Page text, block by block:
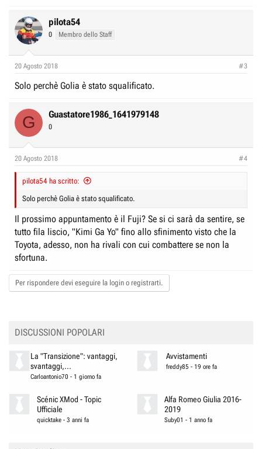
pilota54
0 Membro dello Staff
20 Agosto 2018 #3
Solo perchè Golia è stato squalificato.
G Guastatore1986_1641979148
0
20 Agosto 2018 #4
pilota54 ha scritto:
Solo perchè Golia è stato squalificato.
Il prossimo appuntamento è il Fuji? Se si ci sarà da sentire, se
tutto fila liscio, "Kimi Ga Yo" fino allo sfinimento visto che la
Toyota, adesso, non ha rivali con cui combattere se non la
sfortuna.
Per rispondere devi eseguire la login o registrarti.
DISCUSSIONI POPOLARI
La "Transizione": vantaggi,
svantaggi,...
Carloantonio70 - 1 giorno fa
Avvistamenti
freddy85 - 19 ore fa
Scénic XMod - Topic
Ufficiale
quicktake -3 anni fa
Alfa Romeo Giulia 2016-
2019
Suby01 - 1 anno fa